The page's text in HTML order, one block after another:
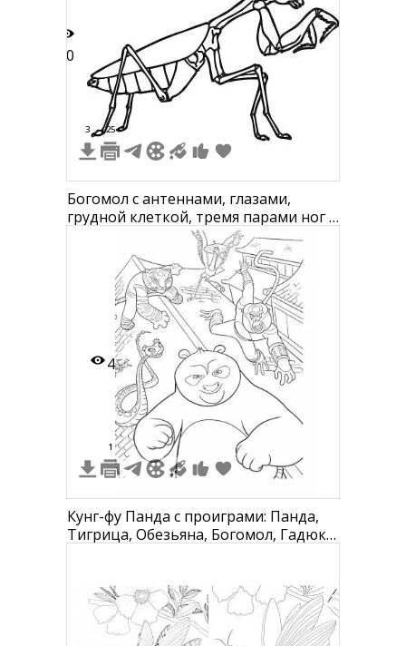
30
3 25
Богомол с антеннами, глазами,
грудной клеткой, тремя парами ног и
сложенными передними
конечностями
4
1
Кунг-фу Панда с проиграми: Панда,
Тигрица, Обезьяна, Богомол, Гадюка